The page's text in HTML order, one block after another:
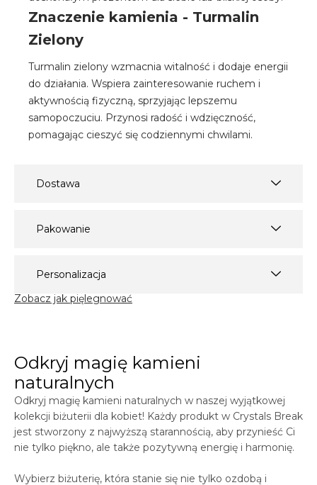
Znaczenie kamienia - Turmalin
Zielony
Turmalin zielony wzmacnia witalność i dodaje energii
do działania. Wspiera zainteresowanie ruchem i
aktywnością fizyczną, sprzyjając lepszemu
samopoczuciu. Przynosi radość i wdzięczność,
pomagając cieszyć się codziennymi chwilami.
Dostawa
Pakowanie
Personalizacja
Zobacz jak pięlegnować
Odkryj magię kamieni
naturalnych
Odkryj magię kamieni naturalnych w naszej wyjątkowej
kolekcji biżuterii dla kobiet! Każdy produkt w Crystals Break
jest stworzony z najwyższą starannością, aby przynieść Ci
nie tylko piękno, ale także pozytywną energię i harmonię.
Wybierz biżuterię, która stanie się nie tylko ozdobą i